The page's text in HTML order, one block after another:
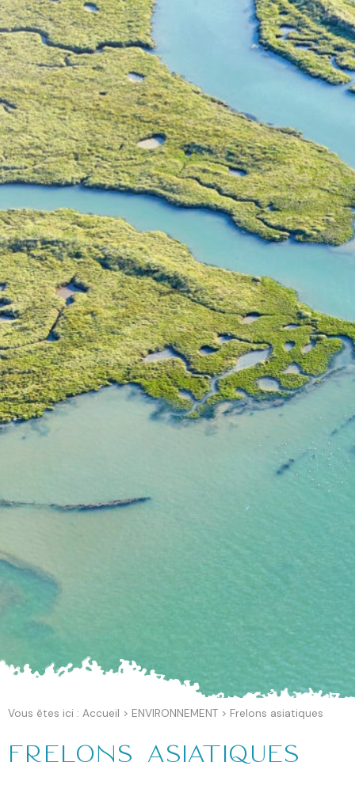
Vous êtes ici : Accueil > ENVIRONNEMENT > Frelons asiatiques
Frelons asiatiques